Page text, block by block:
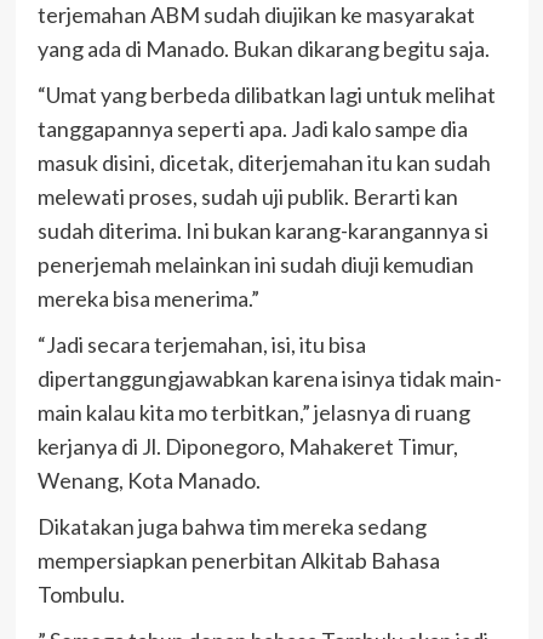
terjemahan ABM sudah diujikan ke masyarakat
yang ada di Manado. Bukan dikarang begitu saja.
“Umat yang berbeda dilibatkan lagi untuk melihat
tanggapannya seperti apa. Jadi kalo sampe dia
masuk disini, dicetak, diterjemahan itu kan sudah
melewati proses, sudah uji publik. Berarti kan
sudah diterima. Ini bukan karang-karangannya si
penerjemah melainkan ini sudah diuji kemudian
mereka bisa menerima.”
“Jadi secara terjemahan, isi, itu bisa
dipertanggungjawabkan karena isinya tidak main-
main kalau kita mo terbitkan,” jelasnya di ruang
kerjanya di Jl. Diponegoro, Mahakeret Timur,
Wenang, Kota Manado.
Dikatakan juga bahwa tim mereka sedang
mempersiapkan penerbitan Alkitab Bahasa
Tombulu.